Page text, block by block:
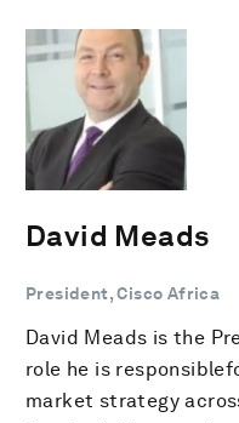
David Meads
President, Cisco Africa
David Meads is the
role he is
market strategy